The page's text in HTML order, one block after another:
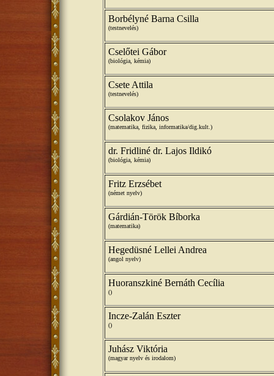
Borbélyné Barna Csilla
(testnevelés)
Cselőtei Gábor
(biológia, kémia)
Csete Attila
(testnevelés)
Csolakov János
(matematika, fizika, informatika/dig.kult.)
dr. Fridliné dr. Lajos Ildikó
(biológia, kémia)
Fritz Erzsébet
(német nyelv)
Gárdián-Török Bíborka
(matematika)
Hegedüsné Lellei Andrea
(angol nyelv)
Huoranszkiné Bernáth Cecília
()
Incze-Zalán Eszter
()
Juhász Viktória
(magyar nyelv és irodalom)